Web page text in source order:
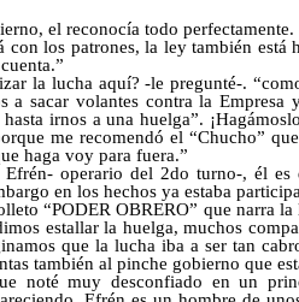
el reconocía todo perfectamente.
con los patrones, la ley también
la lucha aquí? -le pregunté-.
a sacar volantes contra la
irnos a una huelga”.
me recomendó el “Chucho”
haga voy para fuera.”
operario del 2do turno-, él
en los hechos ya estaba
“PODER OBRERO” que narra la
estallar la huelga, muchos
que la lucha iba a ser tan
también al pinche gobierno que
noté muy desconfiado en un